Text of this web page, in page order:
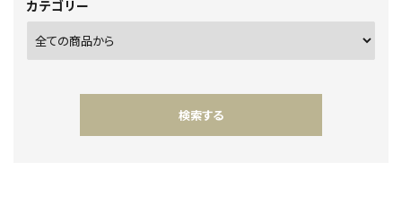
カテゴリー
検索する